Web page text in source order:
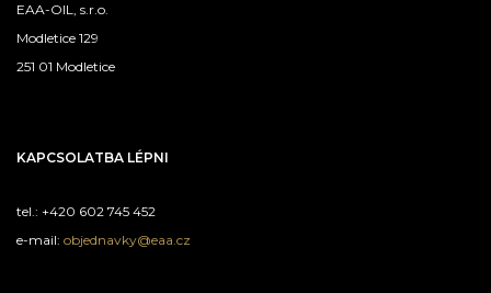
EAA-OIL, s.r.o.
Modletice 129
251 01 Modletice
KAPCSOLATBA LÉPNI
tel.: +420 602 745 452
e-mail: objednavky@eaa.cz